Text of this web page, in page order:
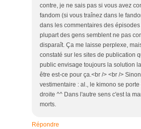
contre, je ne sais pas si vous avez
fandom (si vous traînez dans le
dans les commentaires des
plupart des gens semblent ne pas
disparaît. Ça me laisse perplexe,
constaté sur les sites de publication
public envisage toujours la solution
être est-ce pour ça.<br /> <br />
vestimentaire : al., le kimono se
droite ^^ Dans l'autre sens c'est la
morts.
Répondre